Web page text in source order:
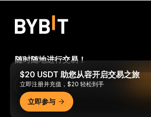
随时随地进行交易！
Download Bybit App
$20 USDT 助您从容开启交易之旅
立即注册并充值，$20 轻松到手
立即参与